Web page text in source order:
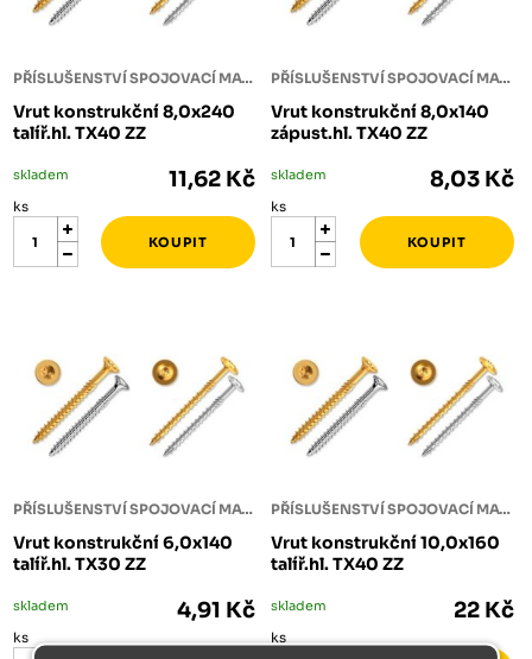
PŘÍSLUŠENSTVÍ SPOJOVACÍ MATERIÁL
Vrut konstrukční 8,0x240
talíř.hl. TX40 ZZ
skladem 11,62 Kč
ks
PŘÍSLUŠENSTVÍ SPOJOVACÍ MATERIÁL
Vrut konstrukční 8,0x140
zápust.hl. TX40 ZZ
skladem 8,03 Kč
ks
PŘÍSLUŠENSTVÍ SPOJOVACÍ MATERIÁL
Vrut konstrukční 6,0x140
talíř.hl. TX30 ZZ
skladem 4,91 Kč
ks
PŘÍSLUŠENSTVÍ SPOJOVACÍ MATERIÁL
Vrut konstrukční 10,0x160
talíř.hl. TX40 ZZ
skladem 22 Kč
ks